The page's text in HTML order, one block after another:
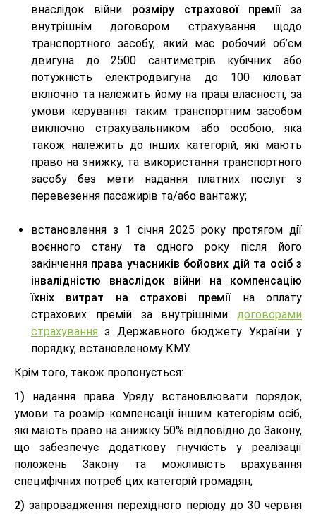
внаслідок війни розміру страхової преміїза
внутрішнім договором страхування щодо
транспортного засобу, який має робочий об’єм
двигуна до 2500 сантиметрів кубічних або
потужність електродвигуна до 100 кіловат
включно та належить йому на праві власності, за
умови керування таким транспортним засобом
виключно страхувальником або особою, яка
також належить до інших категорій, які мають
право на знижку, та використання транспортного
засобу без мети надання платних послуг з
перевезення пасажирів та/або вантажу;
встановлення з 1 січня 2025 року протягом дії
воєнного стану та одного року після його
закінчення права учасників бойових дій та осіб з
інвалідністю внаслідок війни на компенсацію
їхніх витрат на страхові преміїна оплату
страхових премій за внутрішніми договорами
страхування з Державного бюджету України у
порядку, встановленому КМУ.
Крім того, також пропонується:
1) надання права Уряду встановлювати порядок,
умови та розмір компенсації іншим категоріям осіб,
які мають право на знижку 50% відповідно до Закону,
що забезпечує додаткову гнучкість у реалізації
положень Закону та можливість врахування
специфічних потреб цих категорій громадян;
2) запровадження перехідного періоду до 30 червня